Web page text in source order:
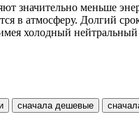
значительно меньше
в атмосферу. Долгий
холодный